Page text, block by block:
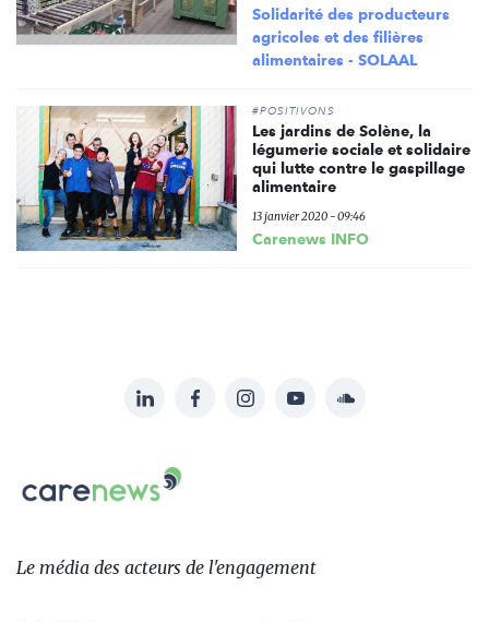
Solidarité des producteurs
agricoles et des filières
alimentaires - SOLAAL
#POSITIVONS
Les jardins de Solène, la
légumerie sociale et solidaire
qui lutte contre le gaspillage
alimentaire
13 janvier 2020 - 09:46
Carenews INFO
sur:
LinkedInFacebookInstagramYouTubeSoundcloud
Carenews,
Le
des
Le média des acteurs de l'engagement